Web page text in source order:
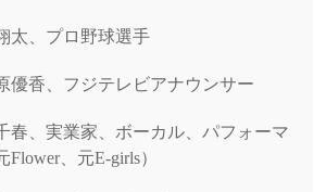
太、プロ野球選手
優香、フジテレビアナウンサー
春、実業家、ボーカル、パフォーマ
Flower、元E-girls）